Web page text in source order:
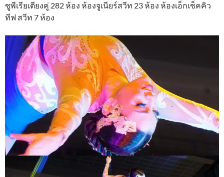
ซูพีเรียเตียงคู่ 282 ห้อง ห้องจูเนียร์สวีท 23 ห้อง ห้องเอ็กเซ็คคิว
ทีฟ สวีท 7 ห้อง